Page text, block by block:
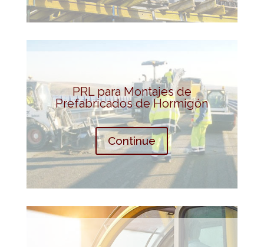
PRL para Montajes de
Prefabricados de Hormigón
Continue